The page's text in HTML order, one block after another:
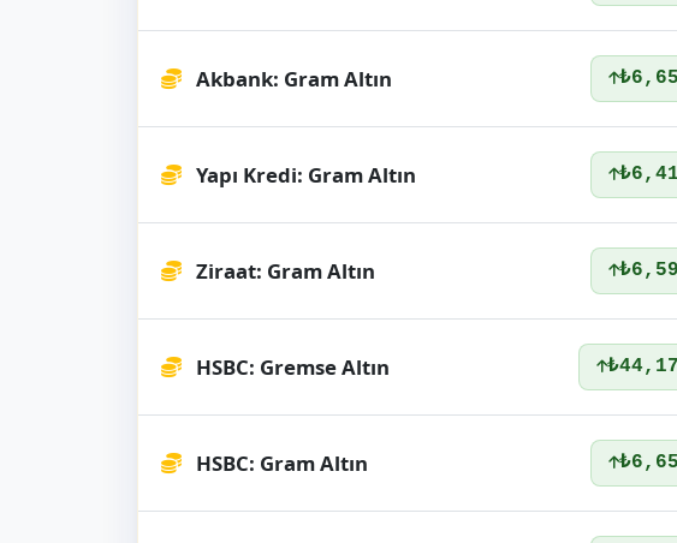
Akbank: Gram Altın
Yapı Kredi: Gram Altın
Ziraat: Gram Altın
HSBC: Gremse Altın
HSBC: Gram Altın